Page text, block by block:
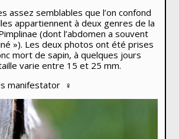
assez semblables que l’on confond
appartiennent à deux genres de la
(dont l’abdomen a souvent
»). Les deux photos ont été prises
mort de sapin, à quelques jours
varie entre 15 et 25 mm.
manifestator ♀